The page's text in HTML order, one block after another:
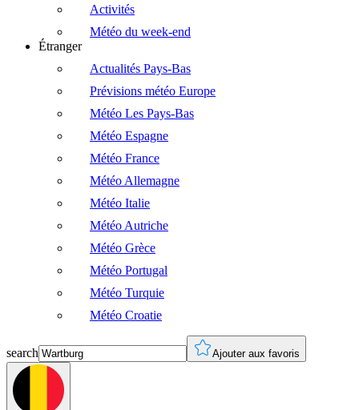
Activités
Météo du week-end
Étranger
Actualités Pays-Bas
Prévisions météo Europe
Météo Les Pays-Bas
Météo Espagne
Météo France
Météo Allemagne
Météo Italie
Météo Autriche
Météo Grèce
Météo Portugal
Météo Turquie
Météo Croatie
search Ajouter aux favoris